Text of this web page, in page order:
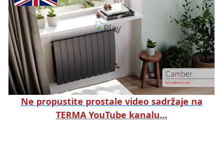
Ne propustite prostale video sadržaje na
TERMA YouTube kanalu...